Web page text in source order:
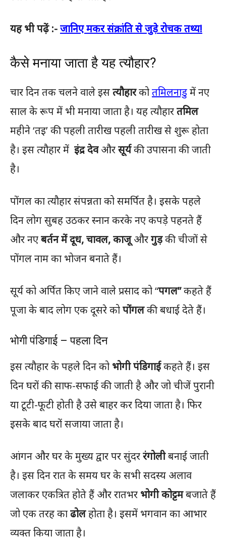
यह भी पढ़ें :-जानिए मकर संक्रांति से जुड़े रोचक तथ्य!
कैसे मनाया जाता है यह त्यौहार?
चार दिन तक चलने वाले इसत्यौहारकोतमिलनाडुमें नए
साल के रूप में भी मनाया जाता है। यह त्यौहारतमिल
महीने ‘तइ’ की पहली तारीख पहली तारीख से शुरू होता
है। इसत्यौहारमें इंद्र देवऔरसूर्यकी उपासना की जाती
है।
पोंगल कात्यौहारसंपन्नता को समर्पित है। इसके पहले
दिन लोग सुबह उठकर स्नान करके नए कपड़े पहनते हैं
और नएबर्तन में दूध, चावल, काजूऔरगुड़की चीजों से
पोंगल नाम का भोजन बनाते हैं।
सूर्य को अर्पित किए जाने वाले प्रसाद को “पगल”कहते हैं
पूजा के बाद लोग एक दूसरे कोपोंगलकी बधाई देते हैं।
भोगी पंडिगाई – पहला दिन
इस त्यौहार के पहले दिन को भोगी पंडिगाईकहते हैं। इस
दिन घरों की साफ-सफाई की जाती है और जो चीजें पुरानी
या टूटी-फूटी होती है उसे बाहर कर दिया जाता है। फिर
इसके बाद घरों सजाया जाता है।
आंगन और घर के मुख्य द्वार पर सुंदररंगोलीबनाई जाती
है। इस दिन रात के समय घर के सभी सदस्य अलाव
जलाकर एकत्रित होते हैं और रातभर भोगी कोट्टमबजाते हैं
जो एक तरह काढोलहोता है। इसमें भगवान का आभार
व्यक्त किया जाता है।